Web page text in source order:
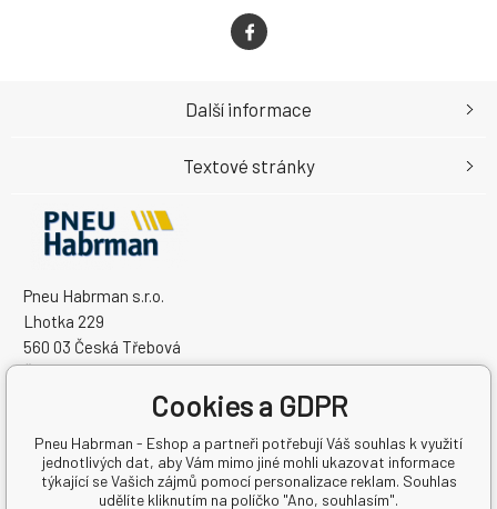
Pneu Habrman s.r.o.
Lhotka 229
560 03 Česká Třebová
Česká Republika
Další informace
Textové stránky
Cookies a GDPR
Pneu Habrman - Eshop a partneři potřebují Váš souhlas k využití
jednotlivých dat, aby Vám mimo jiné mohli ukazovat informace
týkající se Vašich zájmů pomocí personalizace reklam. Souhlas
udělíte kliknutím na políčko "Ano, souhlasím".